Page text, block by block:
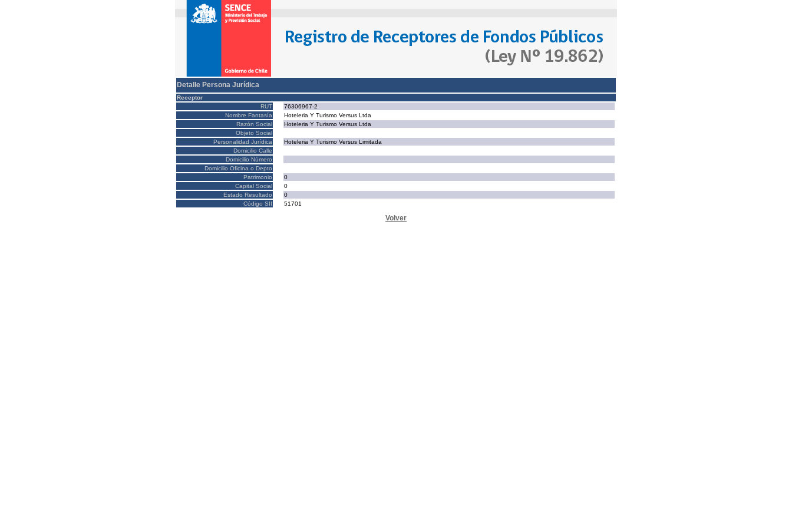
Detalle Persona Jurídica
Receptor
RUT
76306967-2
Nombre Fantasía
Hoteleria Y Turismo Versus Ltda
Razón Social
Hoteleria Y Turismo Versus Ltda
Objeto Social
Personalidad Jurídica
Hoteleria Y Turismo Versus Limitada
Domicilio Calle
Domicilio Número
Domicilio Oficina o Depto
Patrimonio
0
Capital Social
0
Estado Resultado
0
Código SII
51701
Volver